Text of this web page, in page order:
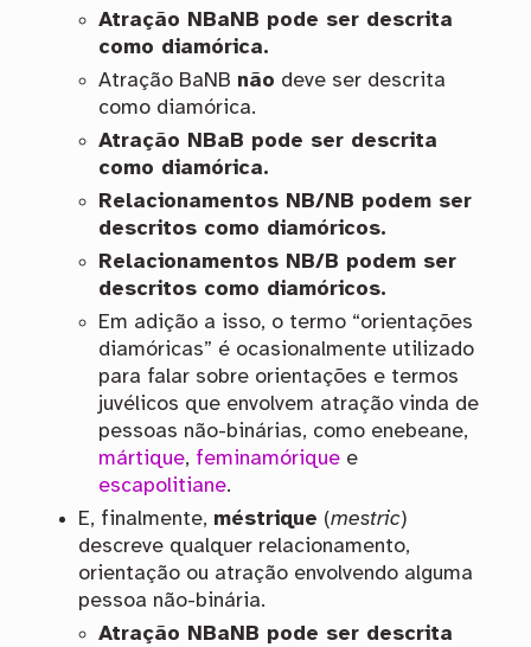
Atração NBaNB pode ser descrita
como diamórica.
Atração BaNB não deve ser descrita
como diamórica.
Atração NBaB pode ser descrita
como diamórica.
Relacionamentos NB/NB podem ser
descritos como diamóricos.
Relacionamentos NB/B podem ser
descritos como diamóricos.
Em adição a isso, o termo “orientações
diamóricas” é ocasionalmente utilizado
para falar sobre orientações e termos
juvélicos que envolvem atração vinda de
pessoas não-binárias, como enebeane,
mártique, feminamórique e
escapolitiane.
E, finalmente, méstrique (mestric)
descreve qualquer relacionamento,
orientação ou atração envolvendo alguma
pessoa não-binária.
Atração NBaNB pode ser descrita